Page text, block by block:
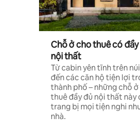
Chỗ ở cho thuê có
nội thất
Từ cabin yên tĩnh trên
đến các căn hộ tiện lợi
thành phố – những chỗ
thuê đầy đủ nội thất này
trang bị mọi tiện nghi
nhà.